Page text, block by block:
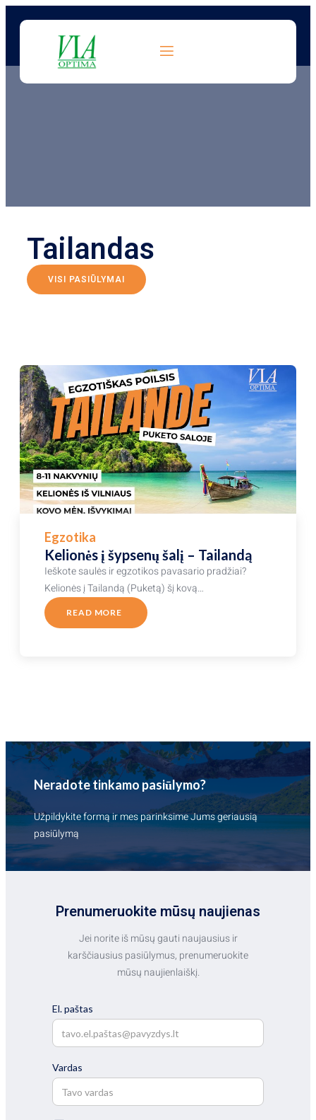
Tailandas
VISI PASIŪLYMAI
Egzotika
Kelionės į šypsenų šalį – Tailandą
Ieškote saulės ir egzotikos pavasario pradžiai?
Kelionės į Tailandą (Puketą) šį kovą…
READ MORE
ABOUT
Neradote tinkamo pasiūlymo?
Užpildykite formą ir mes parinksime Jums geriausią
pasiūlymą
Prenumeruokite mūsų naujienas
Jei norite iš mūsų gauti naujausius ir
karščiausius pasiūlymus, prenumeruokite
mūsų naujienlaiškį.